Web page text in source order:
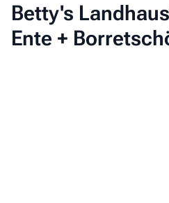
Betty's
Ente +